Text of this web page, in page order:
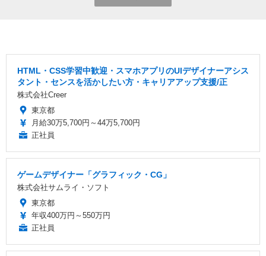
HTML・CSS学習中歓迎・スマホアプリのUIデザイナーアシス
タント・センスを活かしたい方・キャリアアップ支援/正
株式会社Creer
東京都
月給30万5,700円～44万5,700円
正社員
ゲームデザイナー「グラフィック・CG」
株式会社サムライ・ソフト
東京都
年収400万円～550万円
正社員